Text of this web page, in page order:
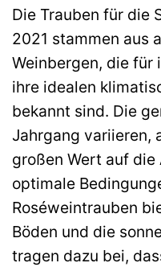
Die Trauben für die
2021 stammen aus
Weinbergen, die für
ihre idealen
bekannt sind. Die
Jahrgang variieren,
großen Wert auf
optimale
Roséweintrauben
Böden und die
tragen dazu bei,